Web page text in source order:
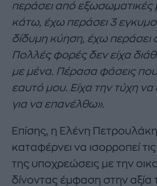
περάσει από εξωσωματικές
κάτω, έχω περάσει 3
δίδυμη κύηση, έχω
Πολλές φορές δεν είχα
με μένα. Πέρασα φάσεις
εαυτό μου. Είχα την τύχη
για να επανέλθω».
Επίσης, η Ελένη
καταφέρνει να ισορροπεί
της υποχρεώσεις με την
δίνοντας έμφαση στην αξία